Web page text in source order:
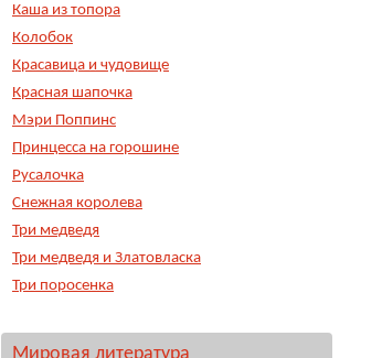
Каша из топора
Колобок
Красавица и чудовище
Красная шапочка
Мэри Поппинс
Принцесса на горошине
Русалочка
Снежная королева
Три медведя
Три медведя и Златовласка
Три поросенка